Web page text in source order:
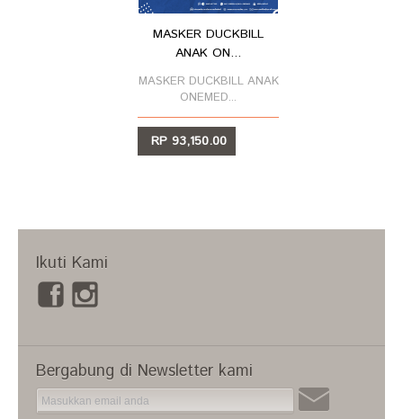
MASKER DUCKBILL
ANAK ON...
MASKER DUCKBILL ANAK
ONEMED⁣...
RP 93,150.00
Ikuti Kami
Bergabung di Newsletter kami